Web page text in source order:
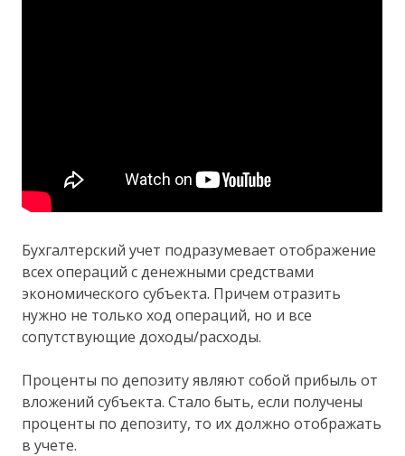
Бухгалтерский учет подразумевает отображение
всех операций с денежными средствами
экономического субъекта. Причем отразить
нужно не только ход операций, но и все
сопутствующие доходы/расходы.
Проценты по депозиту являют собой прибыль от
вложений субъекта. Стало быть, если получены
проценты по депозиту, то их должно отображать
в учете.